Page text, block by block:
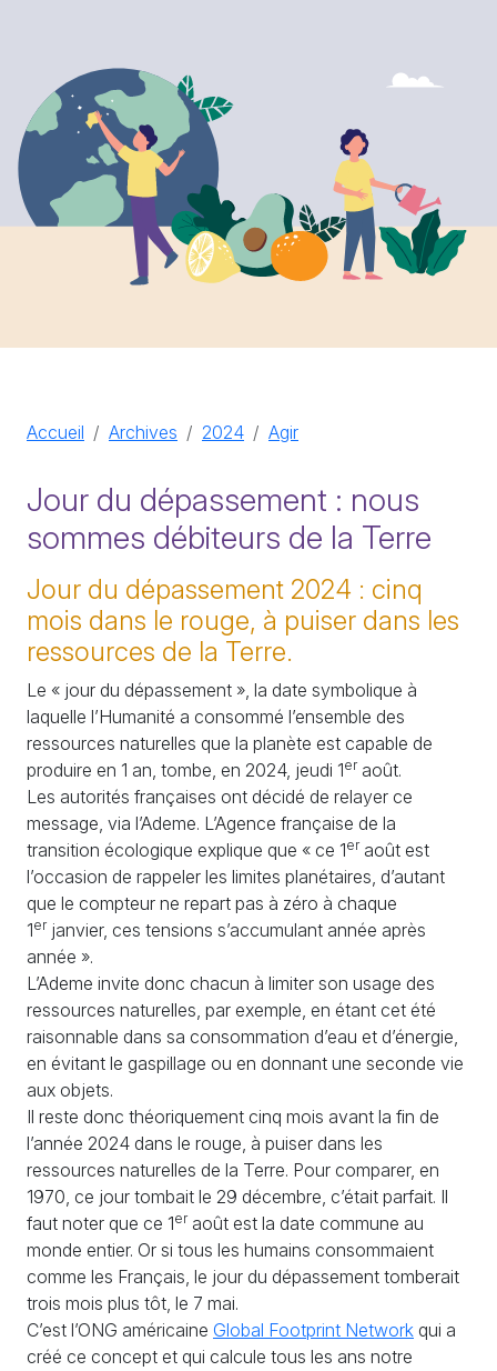
Accueil Archives 2024 Agir
Jour du dépassement : nous
sommes débiteurs de la Terre
Jour du dépassement 2024 : cinq
mois dans le rouge, à puiser dans les
ressources de la Terre.
Le « jour du dépassement », la date symbolique à
laquelle l’Humanité a consommé l’ensemble des
ressources naturelles que la planète est capable de
produire en 1 an, tombe, en 2024, jeudi 1er août.
Les autorités françaises ont décidé de relayer ce
message, via l’Ademe. L’Agence française de la
transition écologique explique que « ce 1er août est
l’occasion de rappeler les limites planétaires, d’autant
que le compteur ne repart pas à zéro à chaque
1er janvier, ces tensions s’accumulant année après
année ».
L’Ademe invite donc chacun à limiter son usage des
ressources naturelles, par exemple, en étant cet été
raisonnable dans sa consommation d’eau et d’énergie,
en évitant le gaspillage ou en donnant une seconde vie
aux objets.
Il reste donc théoriquement cinq mois avant la fin de
l’année 2024 dans le rouge, à puiser dans les
ressources naturelles de la Terre. Pour comparer, en
1970, ce jour tombait le 29 décembre, c’était parfait. Il
faut noter que ce 1er août est la date commune au
monde entier. Or si tous les humains consommaient
comme les Français, le jour du dépassement tomberait
trois mois plus tôt, le 7 mai.
C’est l’ONG américaine Global Footprint Network qui a
créé ce concept et qui calcule tous les ans notre